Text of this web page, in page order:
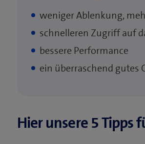
weniger Ablenkung,
schnelleren Zugriff auf
bessere Performance
ein überraschend gutes
Hier unsere 5 Tipps